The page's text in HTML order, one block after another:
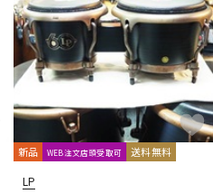
新品 WEB注文店頭受取可 送料無料
LP